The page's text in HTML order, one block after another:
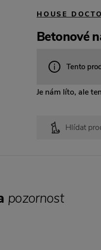
HOUSE
Betonové
Tento
Je nám líto, ale
Hlídat
pozornost